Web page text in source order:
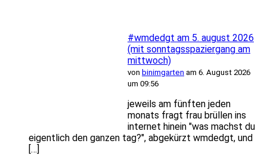
#wmdedgt am 5. august 2026
(mit sonntagsspaziergang am
mittwoch)
von binimgarten am 6. August 2026
um 09:56
jeweils am fünften jeden
monats fragt frau brüllen ins
internet hinein "was machst du
eigentlich den ganzen tag?", abgekürzt wmdedgt, und
[…]